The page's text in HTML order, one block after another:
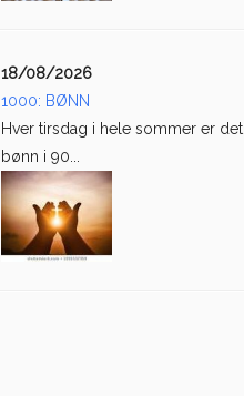
18/08/2026
1000: BØNN
Hver tirsdag i hele sommer er det
bønn i 90...